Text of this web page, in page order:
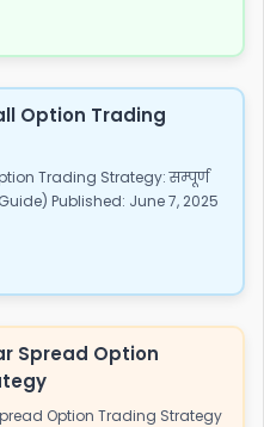
Option Trading
Trading Strategy: सम्पूर्ण
Published: June 7, 2025
Spread Option
Option Trading Strategy